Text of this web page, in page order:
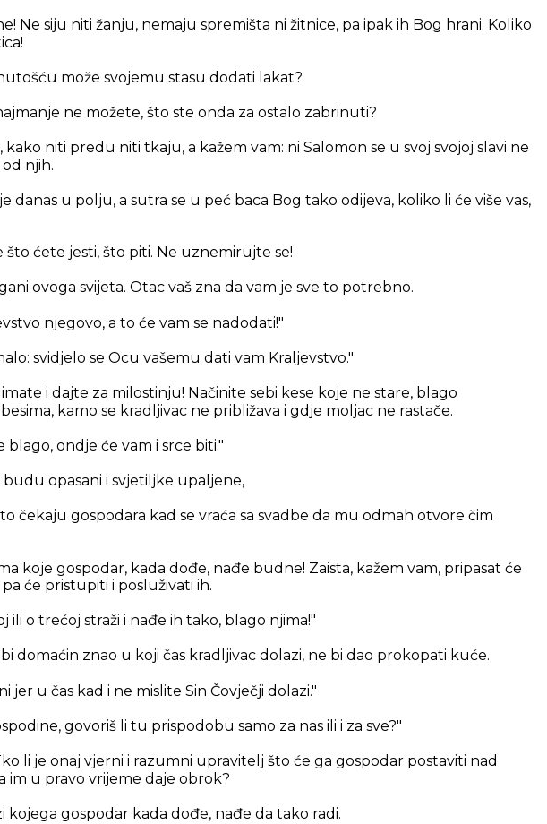
Ne siju niti žanju, nemaju spremišta ni žitnice, pa ipak ih Bog hrani. Koliko
može svojemu stasu dodati lakat?
ne možete, što ste onda za ostalo zabrinuti?
niti predu niti tkaju, a kažem vam: ni Salomon se u svoj svojoj slavi ne
njih.
danas u polju, a sutra se u peć baca Bog tako odijeva, koliko li će više vas,
što ćete jesti, što piti. Ne uznemirujte se!
ovoga svijeta. Otac vaš zna da vam je sve to potrebno.
njegovo, a to će vam se nadodati!"
svidjelo se Ocu vašemu dati vam Kraljevstvo."
i dajte za milostinju! Načinite sebi kese koje ne stare, blago
kamo se kradljivac ne približava i gdje moljac ne rastače.
blago, ondje će vam i srce biti."
opasani i svjetiljke upaljene,
čekaju gospodara kad se vraća sa svadbe da mu odmah otvore čim
koje gospodar, kada dođe, nađe budne! Zaista, kažem vam, pripasat će
će pristupiti i posluživati ih.
ili o trećoj straži i nađe ih tako, blago njima!"
domaćin znao u koji čas kradljivac dolazi, ne bi dao prokopati kuće.
jer u čas kad i ne mislite Sin Čovječji dolazi."
govoriš li tu prispodobu samo za nas ili i za sve?"
li je onaj vjerni i razumni upravitelj što će ga gospodar postaviti nad
im u pravo vrijeme daje obrok?
kojega gospodar kada dođe, nađe da tako radi.